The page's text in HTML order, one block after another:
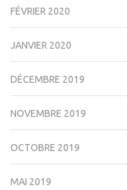
FÉVRIER 2020
JANVIER 2020
DÉCEMBRE 2019
NOVEMBRE 2019
OCTOBRE 2019
MAI 2019